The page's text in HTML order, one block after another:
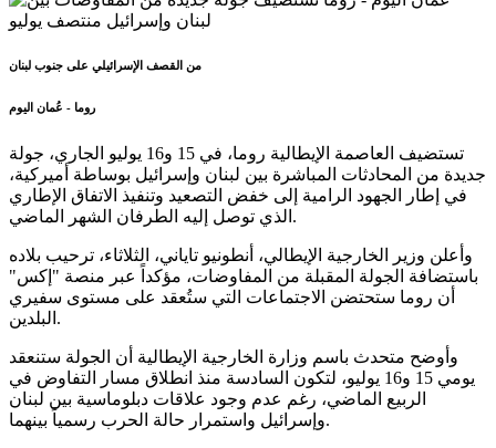
من القصف الإسرائيلي على جنوب لبنان
روما - عُمان اليوم
تستضيف العاصمة الإيطالية روما، في 15 و16 يوليو الجاري، جولة
جديدة من المحادثات المباشرة بين لبنان وإسرائيل بوساطة أميركية،
في إطار الجهود الرامية إلى خفض التصعيد وتنفيذ الاتفاق الإطاري
الذي توصل إليه الطرفان الشهر الماضي.
وأعلن وزير الخارجية الإيطالي، أنطونيو تاياني، الثلاثاء، ترحيب بلاده
باستضافة الجولة المقبلة من المفاوضات، مؤكداً عبر منصة "إكس"
أن روما ستحتضن الاجتماعات التي ستُعقد على مستوى سفيري
البلدين.
وأوضح متحدث باسم وزارة الخارجية الإيطالية أن الجولة ستنعقد
يومي 15 و16 يوليو، لتكون السادسة منذ انطلاق مسار التفاوض في
الربيع الماضي، رغم عدم وجود علاقات دبلوماسية بين لبنان
وإسرائيل واستمرار حالة الحرب رسمياً بينهما.